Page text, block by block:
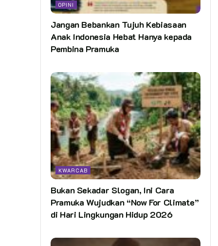
OPINI
Jangan Bebankan Tujuh Kebiasaan
Anak Indonesia Hebat Hanya kepada
Pembina Pramuka
KWARCAB
Bukan Sekadar Slogan, Ini Cara
Pramuka Wujudkan “Now For Climate”
di Hari Lingkungan Hidup 2026